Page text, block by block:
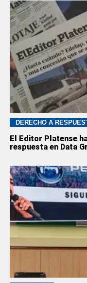
DERECHO A
El Editor Platense
respuesta en Data